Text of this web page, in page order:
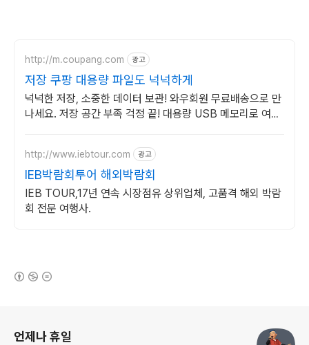
http://m.coupang.com 광고
저장 쿠팡 대용량 파일도 넉넉하게
넉넉한 저장, 소중한 데이터 보관! 와우회원 무료배송으로 만
나세요. 저장 공간 부족 걱정 끝! 대용량 USB 메모리로 여유
http://www.iebtour.com 광고
IEB박람회투어 해외박람회
IEB TOUR,17년 연속 시장점유 상위업체, 고품격 해외 박람
회 전문 여행사.
언제나 휴일